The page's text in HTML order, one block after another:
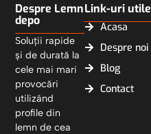
Despre Lemn
depo
Soluții rapide
și de durată la
cele mai mari
provocări
utilizând
profile din
lemn de cea
Link-uri utile
Acasa
Despre noi
Blog
Contact